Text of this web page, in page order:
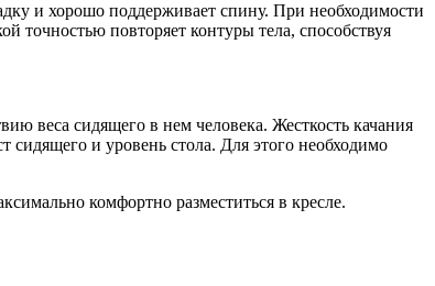
и хорошо поддерживает спину. При необходимости
точностью повторяет контуры тела, способствуя
веса сидящего в нем человека. Жесткость качания
сидящего и уровень стола. Для этого необходимо
комфортно разместиться в кресле.